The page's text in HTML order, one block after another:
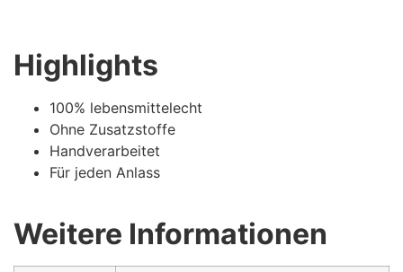
Highlights
100% lebensmittelecht
Ohne Zusatzstoffe
Handverarbeitet
Für jeden Anlass
Weitere Informationen